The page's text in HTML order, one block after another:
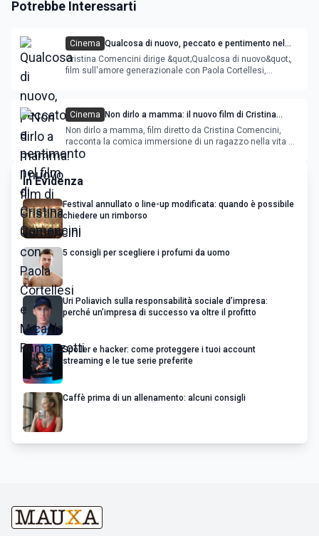
Potrebbe Interessarti
Cinema Qualcosa di nuovo, peccato e pentimento nel
film di Cristina Comencini
Cristina Comencini dirige &quot;Qualcosa di nuovo&quot;,
film sull'amore generazionale con Paola Cortellesi,
Cinema
Non dirlo a mamma: il nuovo film di Cristina
Comencini con Paola Cortellesi e Micaela
Ramazzotti
Non dirlo a mamma, film diretto da Cristina Comencini,
racconta la comica immersione di un ragazzo nella vita e
nei sentimenti femminili. Nel cast Paola Cortellesi, Micaela
In Evidenza
Festival annullato o line-up modificata: quando è possibile
chiedere un rimborso
5 consigli per scegliere i profumi da uomo
Uri Poliavich sulla responsabilità sociale d’impresa:
perché un’impresa di successo va oltre il profitto
Spoiler e hacker: come proteggere i tuoi account
streaming e le tue serie preferite
Caffè prima di un allenamento: alcuni consigli